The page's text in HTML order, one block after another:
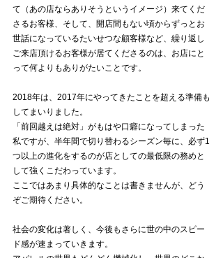
て（あの店ならありそうというイメージ）来てくだ
さるお客様、そして、開店間もない頃からずっとお
世話になっているたいせつな顧客様など、繰り返し
ご来店頂けるお客様が居てくださるのは、お店にと
って何よりもありがたいことです。
2018年は、2017年にやってきたことを超える準備も
してまいりました。
「前回越えは絶対」がもはや口癖になってしまった
私ですが、半年間で切り替わるシーズン毎に、必ず1
つ以上の進化をするのが店としての最低限の務めと
して強くこだわっています。
ここではあまり具体的なことは書きませんが、どう
ぞご期待ください。
社会の変化は著しく、今後もさらに世の中のスピー
ド感が速まっていきます。